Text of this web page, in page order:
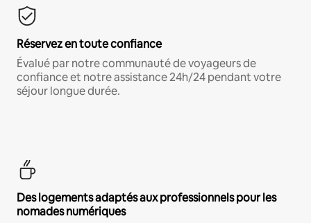
Réservez en toute confiance
Évalué par notre communauté de voyageurs de
confiance et notre assistance 24h/24 pendant votre
séjour longue durée.
Des logements adaptés aux professionnels pour les
nomades numériques